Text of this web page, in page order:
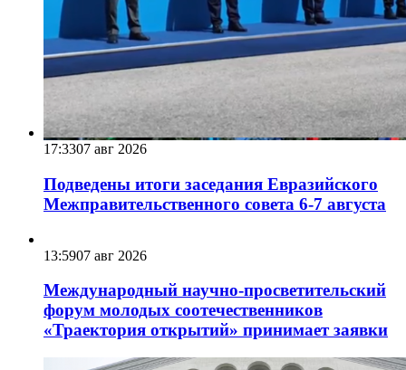
17:3307 авг 2026
Подведены итоги заседания Евразийского
Межправительственного совета 6-7 августа
13:5907 авг 2026
Международный научно-просветительский
форум молодых соотечественников
«Траектория открытий» принимает заявки